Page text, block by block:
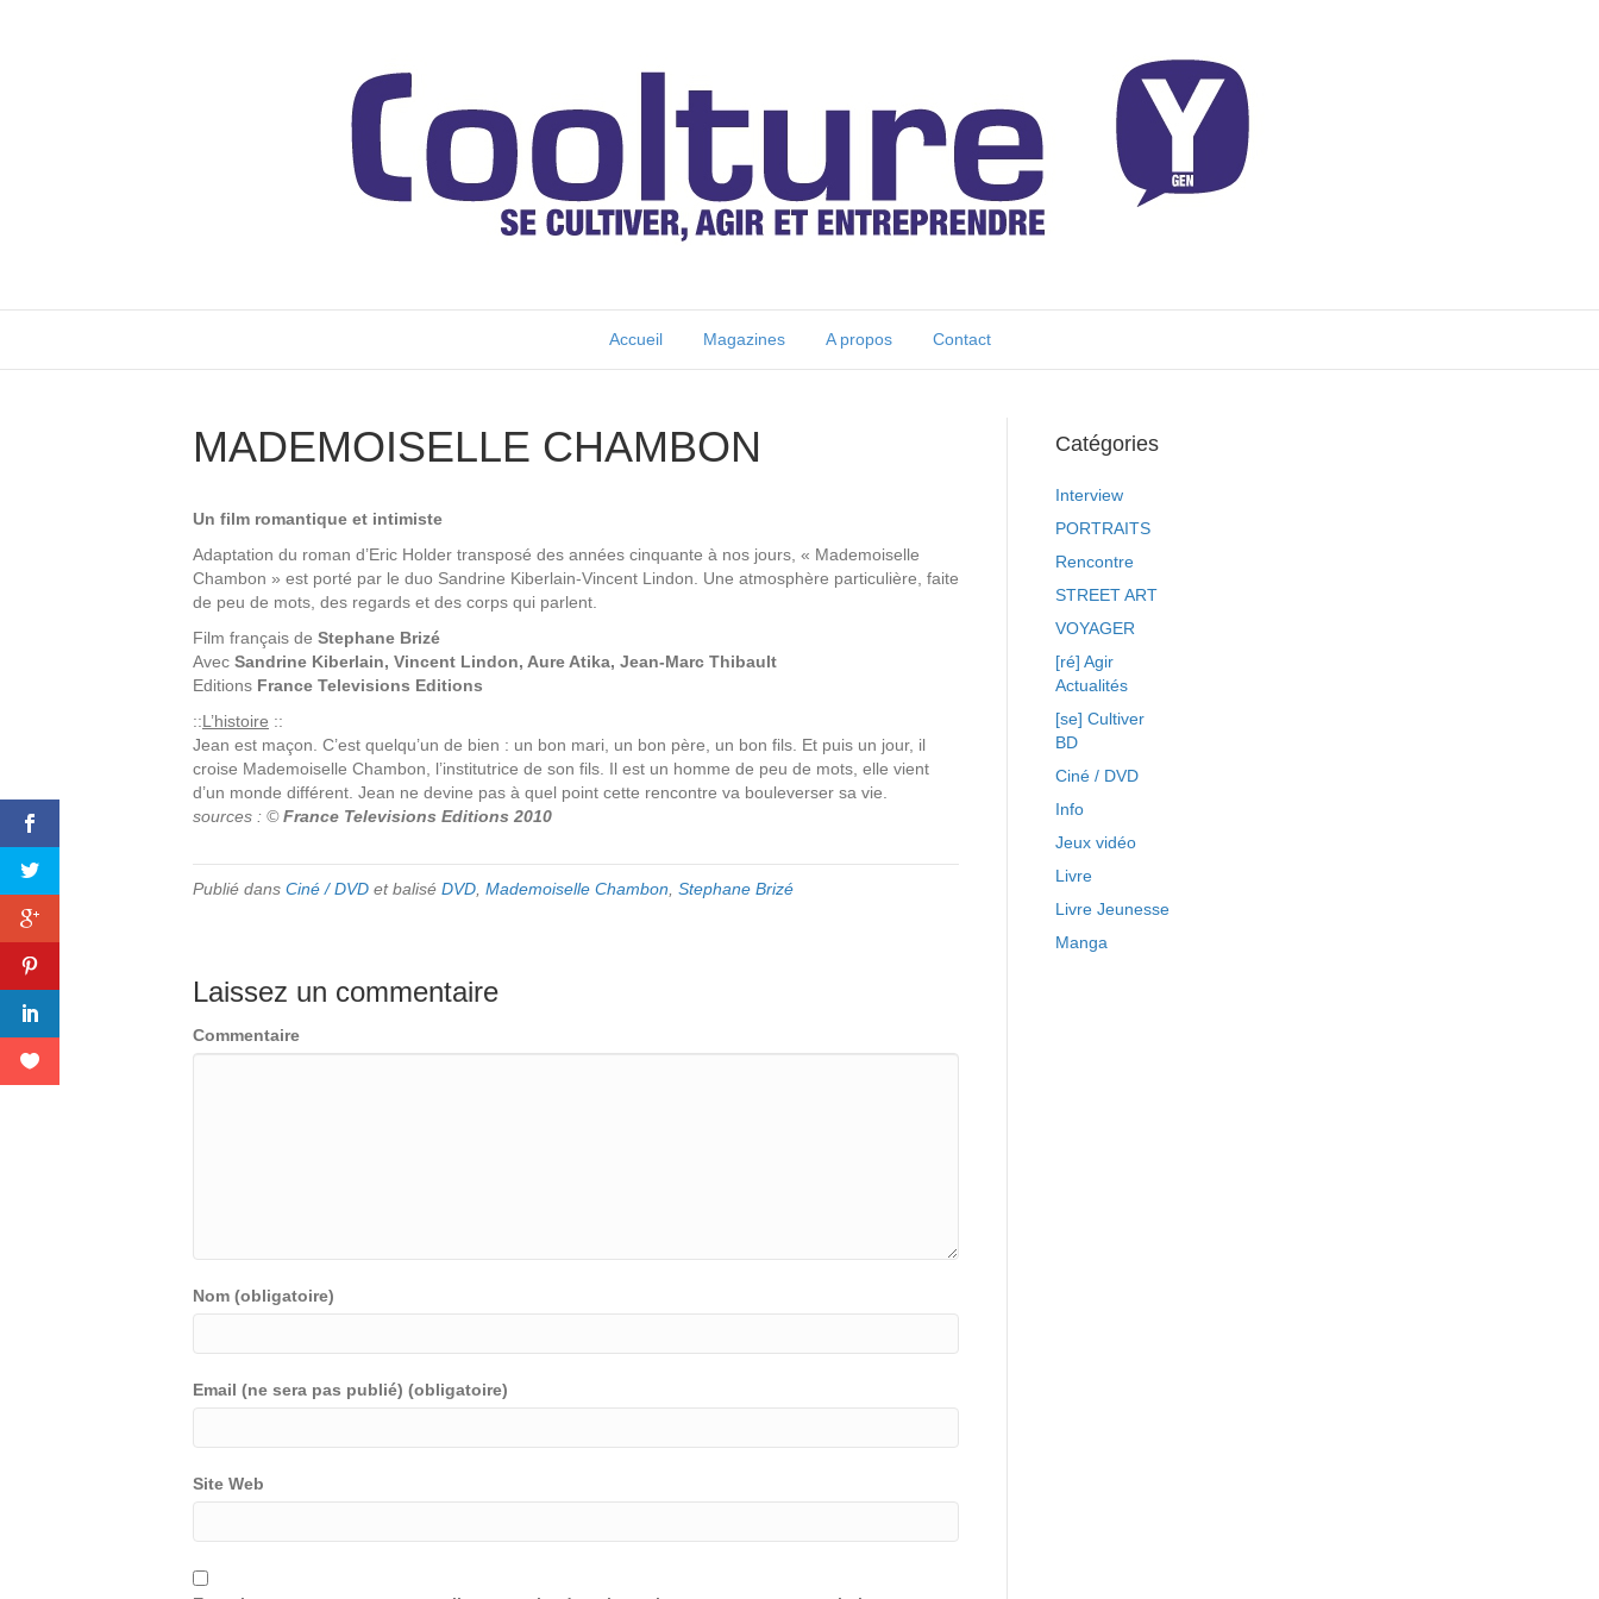
Accueil Magazines A propos Contact
MADEMOISELLE CHAMBON
Un film romantique et intimiste
Adaptation du roman d’Eric Holder transposé des années cinquante à nos jours, « Mademoiselle
Chambon » est porté par le duo Sandrine Kiberlain-Vincent Lindon. Une atmosphère particulière, faite
de peu de mots, des regards et des corps qui parlent.
Film français de Stephane Brizé
Avec Sandrine Kiberlain, Vincent Lindon, Aure Atika, Jean-Marc Thibault
Editions France Televisions Editions
::L’histoire ::
Jean est maçon. C’est quelqu’un de bien : un bon mari, un bon père, un bon fils. Et puis un jour, il
croise Mademoiselle Chambon, l’institutrice de son fils. Il est un homme de peu de mots, elle vient
d’un monde différent. Jean ne devine pas à quel point cette rencontre va bouleverser sa vie.
sources : ©France Televisions Editions 2010
Publié dans Ciné / DVD et balisé DVD Mademoiselle Chambon Stephane Brizé
Laissez un commentaire
Commentaire
Nom (obligatoire)
Email (ne sera pas publié) (obligatoire)
Site Web
Catégories
Interview
PORTRAITS
Rencontre
STREET ART
VOYAGER
[ré] Agir
Actualités
[se] Cultiver
BD
Ciné / DVD
Info
Jeux vidéo
Livre
Livre Jeunesse
Manga